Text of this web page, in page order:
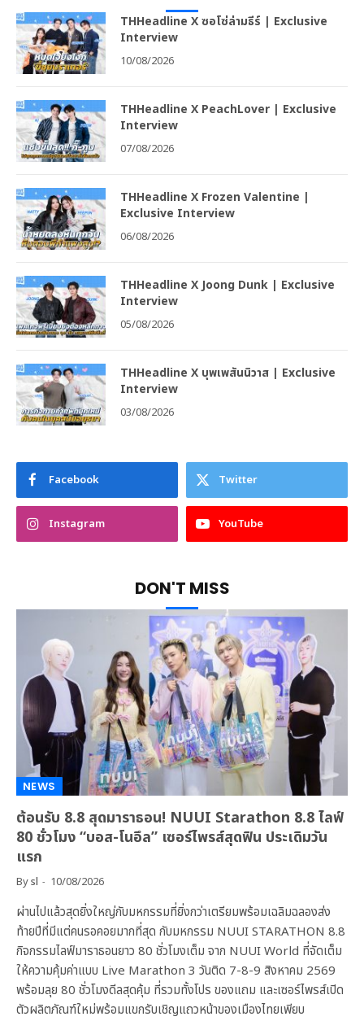
THHeadline X ซอโซ่ล่ามธีร์ | Exclusive
Interview
10/08/2026
THHeadline X PeachLover | Exclusive
Interview
07/08/2026
THHeadline X Frozen Valentine |
Exclusive Interview
06/08/2026
THHeadline X Joong Dunk | Exclusive
Interview
05/08/2026
THHeadline X บุพเพสันนิวาส | Exclusive
Interview
03/08/2026
Facebook Twitter
Instagram YouTube
DON'T MISS
NEWS
ต้อนรับ 8.8 สุดมาราธอน! NUUI Starathon 8.8 ไลฟ์
80 ชั่วโมง “บอส-โนอึล” เซอร์ไพรส์สุดฟิน ประเดิมวัน
แรก
Bysl 10/08/2026
ผ่านไปแล้วสุดยิ่งใหญ่กับมหกรรมที่ยิ่งกว่าเตรียมพร้อมเฉลิมฉลองส่ง
ท้ายปีที่มีแต่คนรอคอยมากที่สุด กับมหกรรม NUUI STARATHON 8.8
กิจกรรมไลฟ์มาราธอนยาว 80 ชั่วโมงเต็ม จาก NUUI World ที่จัดเต็ม
ให้ความคุ้มค่าแบบ Live Marathon 3 วันติด 7-8-9 สิงหาคม 2569
พร้อมลุย 80 ชั่วโมงดีลสุดคุ้ม ที่รวมทั้งโปร ของแถม และเซอร์ไพรส์เปิด
ตัวผลิตภัณฑ์ใหม่พร้อมแขกรับเชิญแถวหน้าของเมืองไทยเพียบ